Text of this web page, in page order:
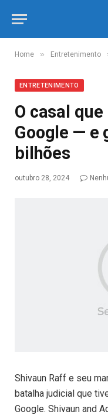
Home » Entretenimento
ENTRETENIMENTO
O casal
Google — e
bilhões
outubro 28, 2024
Shivaun Raff e seu
batalha judicial que
Google. Shivaun and